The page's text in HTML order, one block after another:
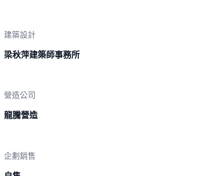
建築設計
梁秋萍建築師事務所
營造公司
龍騰營造
企劃銷售